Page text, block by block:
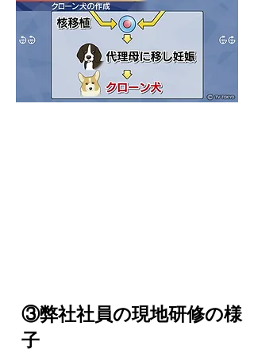
​③弊社社員の現地研修の様
子